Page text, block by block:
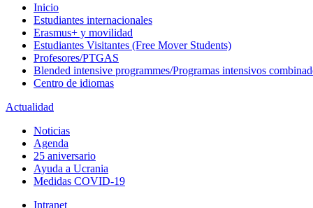
Inicio
Estudiantes internacionales
Erasmus+ y movilidad
Estudiantes Visitantes (Free Mover Students)
Profesores/PTGAS
Blended intensive programmes/Programas intensivos
Centro de idiomas
Actualidad
Noticias
Agenda
25 aniversario
Ayuda a Ucrania
Medidas COVID-19
Intranet